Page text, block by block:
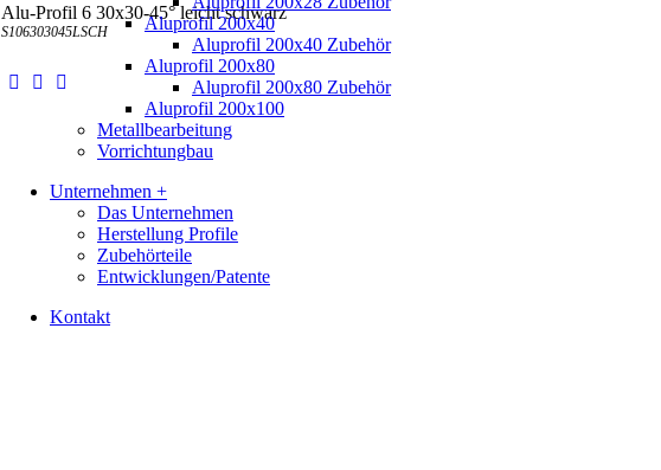
Aluprofil 200x40
Aluprofil 200x40 Zubehör
Aluprofil 200x80
Aluprofil 200x80 Zubehör
Aluprofil 200x100
Metallbearbeitung
Vorrichtungbau
Unternehmen +
Das Unternehmen
Herstellung Profile
Zubehörteile
Entwicklungen/Patente
Kontakt
Alu-Profil 6 30x30-45° leicht schwarz
S106303045LSCH